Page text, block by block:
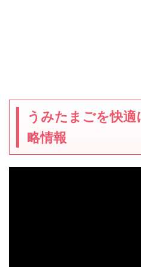
うみたまごを快
略情報